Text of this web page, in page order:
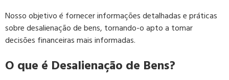
Nosso objetivo é fornecer informações detalhadas e práticas
sobre desalienação de bens, tornando-o apto a tomar
decisões financeiras mais informadas.
O que é Desalienação de Bens?